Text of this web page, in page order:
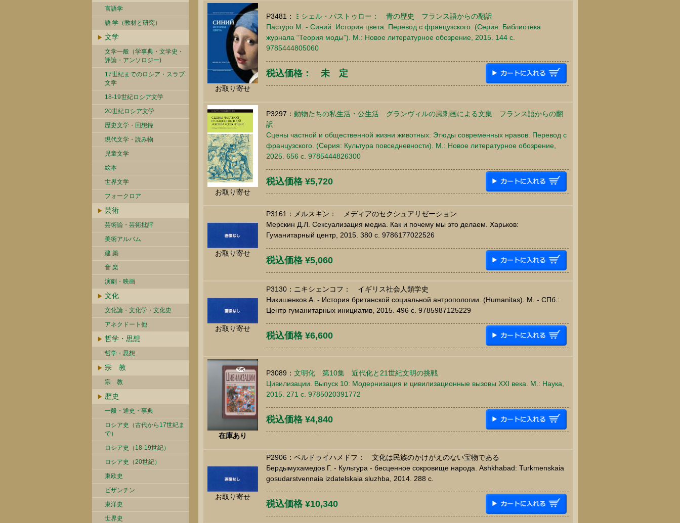
言語学
語 学（教材と研究）
文学
文学一般（学事典・文学史・
評論・アンソロジー)
17世紀までのロシア・スラブ
文学
18-19世紀ロシア文学
20世紀ロシア文学
歴史文学・回想録
現代文学・読み物
児童文学
絵本
世界文学
フォークロア
芸術
芸術論・芸術批評
美術アルバム
建 築
音 楽
演劇・映画
文化
文化論・文化学・文化史
アネクドート他
哲学・思想
哲学・思想
宗 教
宗 教
歴史
一般・通史・事典
ロシア史（古代から17世紀ま
で）
ロシア史（18-19世紀）
ロシア史（20世紀）
東欧史
ビザンチン
東洋史
世界史
お取り寄せ
P3481： ミシェル・パストゥロー： 青の歴史 フランス語からの翻訳
Пастуро М. - Синий: История цвета. Перевод с французского. (Серия: Библиотека
журнала “Теория моды”). М.: Новое литературное обозрение, 2015. 144 c.
9785444805060
税込価格： 未 定
お取り寄せ
P3297： 動物たちの私生活・公生活 グランヴィルの風刺画による文集 フランス語からの翻
訳
Сцены частной и общественной жизни животных: Этюды современных нравов. Перевод с
французского. (Серия: Культура повседневности). М.: Новое литературное обозрение,
2025. 656 c. 9785444826300
税込価格 ¥5,720
お取り寄せ
P3161：メルスキン： メディアのセクシュアリゼーション
Мерскин Д.Л. Сексуализация медиа. Как и почему мы это делаем. Харьков:
Гуманитарный центр, 2015. 380 c. 9786177022526
税込価格 ¥5,060
お取り寄せ
P3130：ニキシェンコフ： イギリス社会人類学史
Никишенков А. - История британской социальной антропологии. (Humanitas). М. - СПб.:
Центр гуманитарных инициатив, 2015. 496 c. 9785987125229
税込価格 ¥6,600
在庫あり
P3089： 文明化 第10集 近代化と21世紀文明の挑戦
Цивилизации. Выпуск 10: Модернизация и цивилизационные вызовы XXI века. М.: Наука,
2015. 271 c. 9785020391772
税込価格 ¥4,840
お取り寄せ
P2906：ベルドゥイハメドフ： 文化は民族のかけがえのない宝物である
Бердымухамедов Г. - Культура - бесценное сокровище народа. Ashkhabad: Turkmenskaia
gosudarstvennaia izdatelskaia sluzhba, 2014. 288 c.
税込価格 ¥10,340